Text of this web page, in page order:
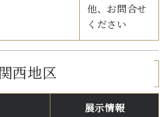
他、お問合せ
ください
関西地区
展示情報